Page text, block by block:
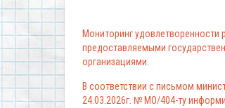
Мониторинг удовлетворенности
предоставляемыми
организациями.
В соответствии с письмом
24.03.2026г. № МО/404-ту